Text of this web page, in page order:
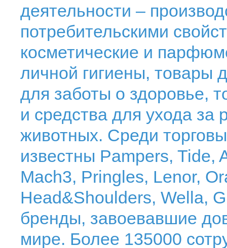
деятельности –
потребительскими
косметические и
личной гигиены, товары
для заботы о здоровье,
и средства для ухода за
животных. Среди
известны Pampers, Tide,
Mach3, Pringles, Lenor,
Head&Shoulders, Wella,
бренды, завоевавшие
мире. Более 135000